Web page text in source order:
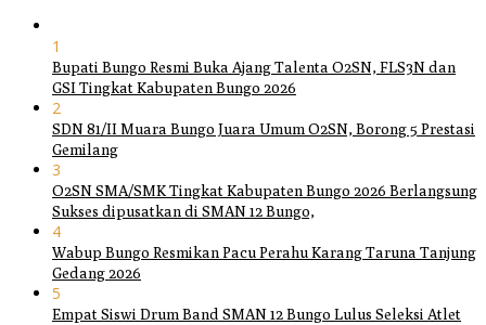
1
Bupati Bungo Resmi Buka Ajang Talenta O2SN, FLS3N dan
GSI Tingkat Kabupaten Bungo 2026
2
SDN 81/II Muara Bungo Juara Umum O2SN, Borong 5 Prestasi
Gemilang
3
O2SN SMA/SMK Tingkat Kabupaten Bungo 2026 Berlangsung
Sukses dipusatkan di SMAN 12 Bungo,
4
Wabup Bungo Resmikan Pacu Perahu Karang Taruna Tanjung
Gedang 2026
5
Empat Siswi Drum Band SMAN 12 Bungo Lulus Seleksi Atlet